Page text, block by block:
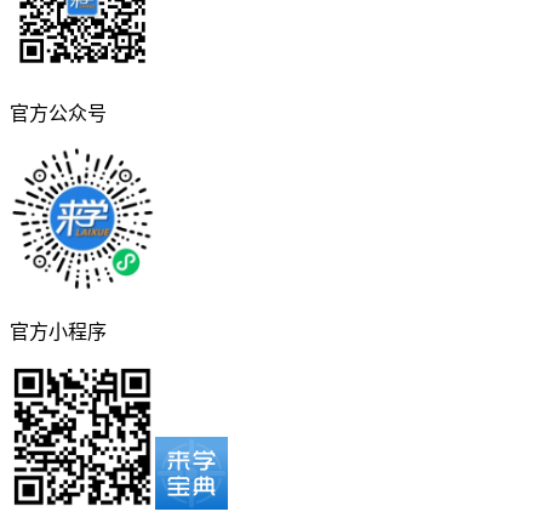
官方公众号
官方小程序